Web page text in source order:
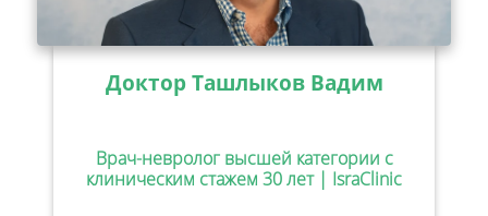
Доктор Ташлыков Вадим
Врач-невролог высшей категории с
клиническим стажем 30 лет | IsraClinic